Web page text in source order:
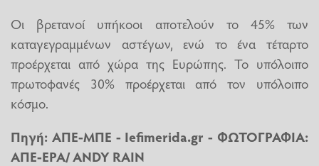
Οι βρετανοί υπήκοοι αποτελούν το 45% των
καταγεγραμμένων αστέγων, ενώ το ένα τέταρτο
προέρχεται από χώρα της Ευρώπης. Το υπόλοιπο
πρωτοφανές 30% προέρχεται από τον υπόλοιπο
κόσμο.
Πηγή: ΑΠΕ-ΜΠΕ - Ιefimerida.gr - ΦΩΤΟΓΡΑΦΙΑ:
ΑΠΕ-ΕΡΑ/ ANDY RAIN